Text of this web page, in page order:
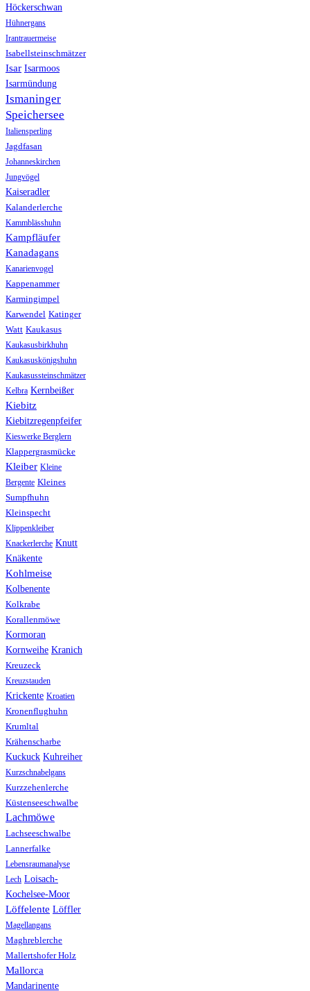
Höckerschwan
Hühnergans
Irantrauermeise
Isabellsteinschmätzer
Isar Isarmoos
Isarmündung
Ismaninger
Speichersee
Italiensperling
Jagdfasan
Johanneskirchen
Jungvögel
Kaiseradler
Kalanderlerche
Kammblässhuhn
Kampfläufer
Kanadagans
Kanarienvogel
Kappenammer
Karmingimpel
Karwendel Katinger
Watt Kaukasus
Kaukasusbirkhuhn
Kaukasuskönigshuhn
Kaukasussteinschmätzer
Kelbra Kernbeißer
Kiebitz
Kiebitzregenpfeifer
Kieswerke Berglern
Klappergrasmücke
Kleiber Kleine
Bergente Kleines
Sumpfhuhn
Kleinspecht
Klippenkleiber
Knackerlerche Knutt
Knäkente
Kohlmeise
Kolbenente
Kolkrabe
Korallenmöwe
Kormoran
Kornweihe Kranich
Kreuzeck
Kreuzstauden
Krickente Kroatien
Kronenflughuhn
Krumltal
Krähenscharbe
Kuckuck Kuhreiher
Kurzschnabelgans
Kurzzehenlerche
Küstenseeschwalbe
Lachmöwe
Lachseeschwalbe
Lannerfalke
Lebensraumanalyse
Lech Loisach-
Kochelsee-Moor
Löffelente Löffler
Magellangans
Maghreblerche
Mallertshofer Holz
Mallorca
Mandarinente